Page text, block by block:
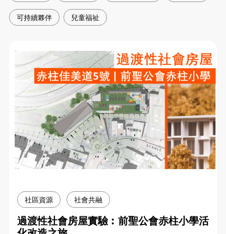
可持續夥伴 兒童福祉
社區資源 社會共融
過渡性社會房屋實驗︰前聖公會赤柱小學活